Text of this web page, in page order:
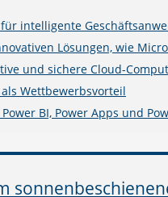
intelligente
Lösungen, wie
und sichere Cloud-
Wettbewerbsvorteil
BI, Power Apps und